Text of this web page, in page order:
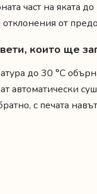
част на яката
от
които ще
до 30 °C
автоматически
с печата